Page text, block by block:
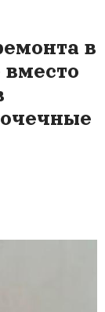
в
вместо